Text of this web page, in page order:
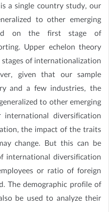
a single country study, our
to other emerging
on the first stage of
Upper echelon theory
of internationalization
given that our sample
and a few industries, the
to other emerging
diversification
the impact of the traits
change. But this can be
international diversification
or ratio of foreign
The demographic profile of
be used to analyze their